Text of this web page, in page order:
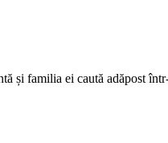
și familia ei caută adăpost